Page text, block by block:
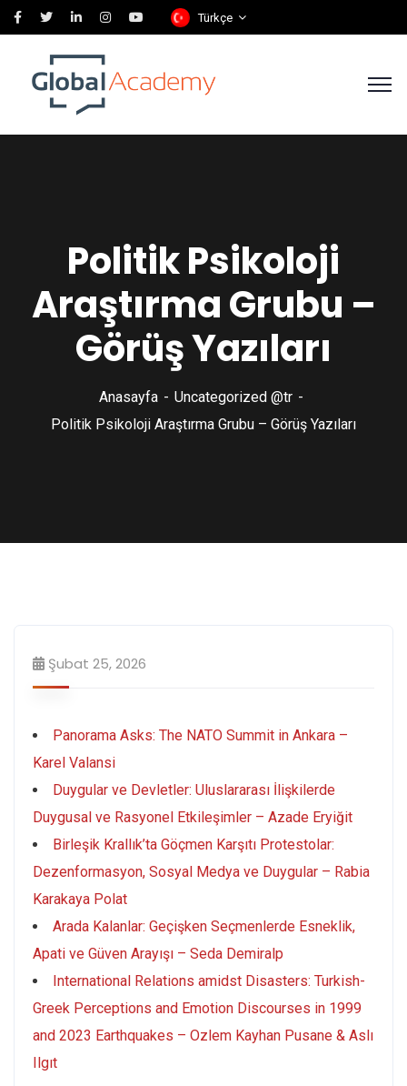
Türkçe
Politik Psikoloji
Araştırma Grubu –
Görüş Yazıları
Anasayfa
Uncategorized @tr
Politik Psikoloji Araştırma Grubu – Görüş Yazıları
Şubat 25, 2026
Panorama Asks: The NATO Summit in Ankara –
Karel Valansi
Duygular ve Devletler: Uluslararası İlişkilerde
Duygusal ve Rasyonel Etkileşimler – Azade Eryiğit
Birleşik Krallık’ta Göçmen Karşıtı Protestolar:
Dezenformasyon, Sosyal Medya ve Duygular – Rabia
Karakaya Polat
Arada Kalanlar: Geçişken Seçmenlerde Esneklik,
Apati ve Güven Arayışı – Seda Demiralp
International Relations amidst Disasters: Turkish-
Greek Perceptions and Emotion Discourses in 1999
and 2023 Earthquakes – Ozlem Kayhan Pusane & Aslı
Ilgıt